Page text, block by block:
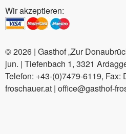
Wir akzeptieren:
© 2026 | Gasthof „Zur
jun. | Tiefenbach 1, 3321
Telefon: +43-(0)7479-6119, Fax:
froschauer.at | office@gasthof-